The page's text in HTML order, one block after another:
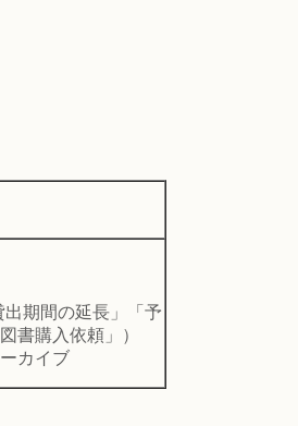
期間の延長」「予
書購入依頼」）
カイブ